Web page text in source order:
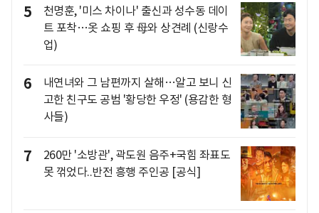
5
천명훈, '미스 차이나' 출신과 성수동 데이
트 포착…옷 쇼핑 후 母와 상견례 (신랑수
업)
6
내연녀와 그 남편까지 살해…알고 보니 신
고한 친구도 공범 '황당한 우정' (용감한 형
사들)
7
260만 '소방관', 곽도원 음주+국힘 좌표도
못 꺾었다..반전 흥행 주인공 [공식]